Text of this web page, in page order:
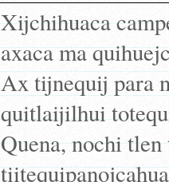
Xijchihuaca
axaca ma
Ax tijnequij para
quitlaijilhui
Quena, nochi